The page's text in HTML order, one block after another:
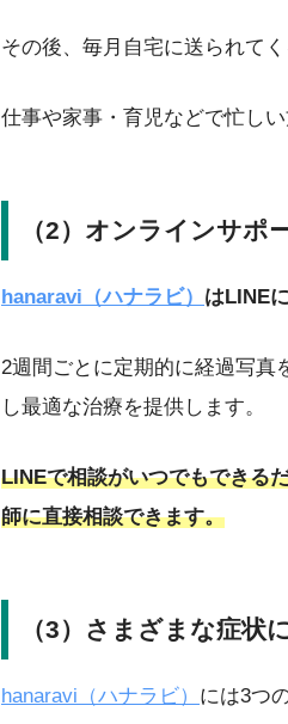
その後、毎月自宅に送られて
仕事や家事・育児などで忙し
（2）オンラインサポ
hanaravi（ハナラビ） はLINE
2週間ごとに定期的に経過写真
し最適な治療を提供します。
LINEで相談がいつでもできる
師に直接相談できます。
（3）さまざまな症状
hanaravi（ハナラビ） には3つ